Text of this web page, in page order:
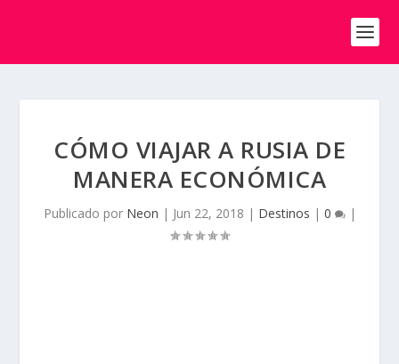
CÓMO VIAJAR A RUSIA DE
MANERA ECONÓMICA
Publicado por Neon | Jun 22, 2018 | Destinos | 0 |